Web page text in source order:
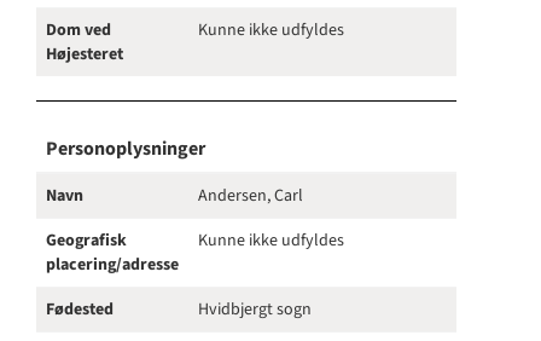
Dom ved
Højesteret
Kunne ikke udfyldes
Personoplysninger
Navn
Andersen, Carl
Geografisk
placering/adresse
Kunne ikke udfyldes
Fødested
Hvidbjergt sogn